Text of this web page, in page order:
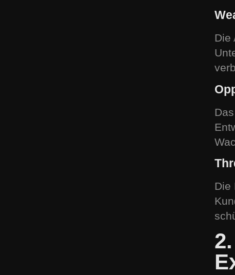
W
Die
O
T
Die